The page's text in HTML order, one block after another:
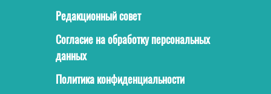
Редакционный совет
Согласие на обработку персональных
данных
Политика конфиденциальности